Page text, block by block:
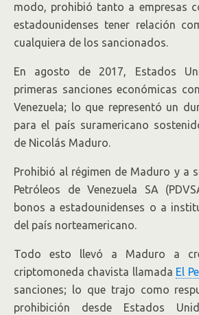
modo, prohibió tanto a empresas
estadounidenses tener relación
cualquiera de los sancionados.
En agosto de 2017, Estados
primeras sanciones económicas
Venezuela; lo que representó un
para el país suramericano
de Nicolás Maduro.
Prohibió al régimen de Maduro y a
Petróleos de Venezuela SA
bonos a estadounidenses o a
del país norteamericano.
Todo esto llevó a Maduro a
criptomoneda chavista llamada El
sanciones; lo que trajo como
prohibición desde Estados